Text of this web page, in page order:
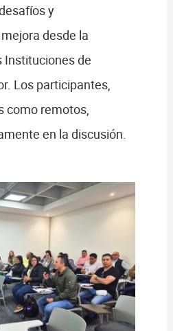
y
desde la
Instituciones de
Los participantes,
como remotos,
en la discusión.